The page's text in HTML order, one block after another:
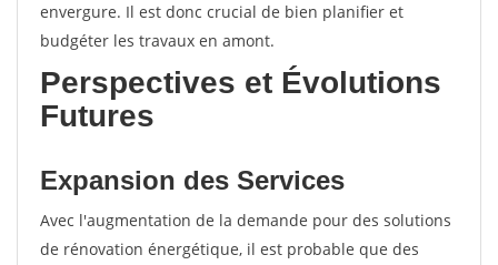
envergure. Il est donc crucial de bien planifier et
budgéter les travaux en amont.
Perspectives et Évolutions
Futures
Expansion des Services
Avec l'augmentation de la demande pour des solutions
de rénovation énergétique, il est probable que des